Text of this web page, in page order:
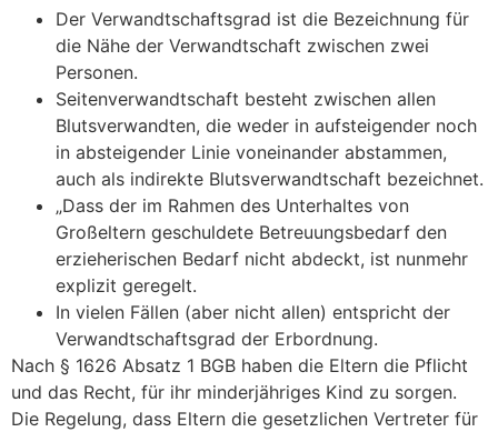
Der Verwandtschaftsgrad ist die Bezeichnung für
die Nähe der Verwandtschaft zwischen zwei
Personen.
Seitenverwandtschaft besteht zwischen allen
Blutsverwandten, die weder in aufsteigender noch
in absteigender Linie voneinander abstammen,
auch als indirekte Blutsverwandtschaft bezeichnet.
„Dass der im Rahmen des Unterhaltes von
Großeltern geschuldete Betreuungsbedarf den
erzieherischen Bedarf nicht abdeckt, ist nunmehr
explizit geregelt.
In vielen Fällen (aber nicht allen) entspricht der
Verwandtschaftsgrad der Erbordnung.
Nach § 1626 Absatz 1 BGB haben die Eltern die Pflicht
und das Recht, für ihr minderjähriges Kind zu sorgen.
Die Regelung, dass Eltern die gesetzlichen Vertreter für